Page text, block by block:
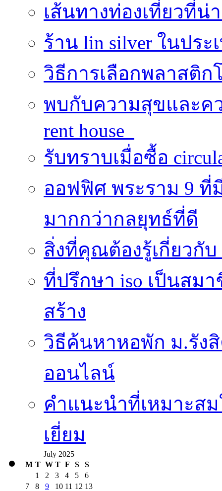
เส้นทางท่องเที่ยวที่น่
ร้าน lin silver ในปร
วิธีการเลือกพลาสติก
พบกับความสุขและค
rent house
รับทราบเมื่อซื้อ
ออฟฟิศ พระราม 9 ที่
มากกว่ากลยุทธ์ที่ดี
สิ่งที่คุณต้องรู้เกี่ยวกับ
ที่ปรึกษา iso เป็นสม
สร้าง
วิธีค้นหาหอพัก ม.รัง
ออนไลน์
คำแนะนำที่เหมาะสม
เยี่ยม
July 2025
M T W T F S
S
1
2 3 4 5
6
7
8 9 10 11 12 13